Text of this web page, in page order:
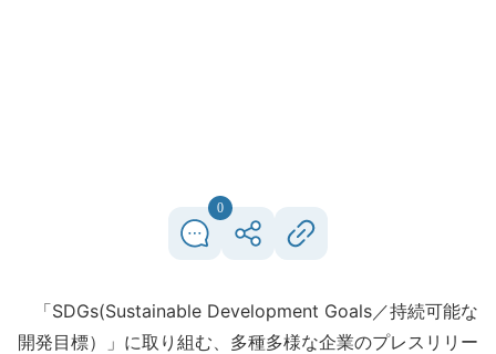
0
「SDGs(Sustainable Development Goals／持続可能な
開発目標）」に取り組む、多種多様な企業のプレスリリー